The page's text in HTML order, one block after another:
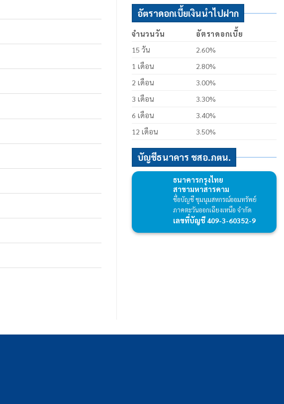
อัตราดอกเบี้ยเงินนำไปฝาก
จำนวนวัน
อัตราดอกเบี้ย
15 วัน
2.60%
1 เดือน
2.80%
2 เดือน
3.00%
3 เดือน
3.30%
6 เดือน
3.40%
12 เดือน
3.50%
บัญชีธนาคาร ชสอ.ภตน.
ธนาคารกรุงไทย
สาขามหาสารคาม
ชื่อบัญชี ชุมนุมสหกรณ์ออมทรัพย์
ภาคตะวันออกเฉียงเหนือ จำกัด
เลขที่บัญชี 409-3-60352-9